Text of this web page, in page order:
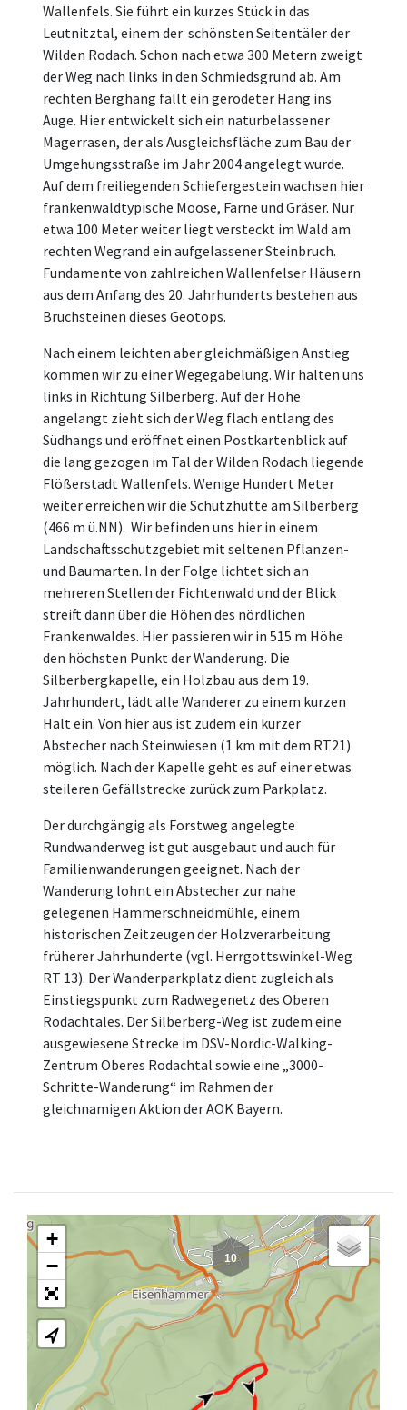
Wallenfels. Sie führt ein kurzes Stück in das
Leutnitztal, einem der schönsten Seitentäler der
Wilden Rodach. Schon nach etwa 300 Metern zweigt
der Weg nach links in den Schmiedsgrund ab. Am
rechten Berghang fällt ein gerodeter Hang ins
Auge. Hier entwickelt sich ein naturbelassener
Magerrasen, der als Ausgleichsfläche zum Bau der
Umgehungsstraße im Jahr 2004 angelegt wurde.
Auf dem freiliegenden Schiefergestein wachsen hier
frankenwaldtypische Moose, Farne und Gräser. Nur
etwa 100 Meter weiter liegt versteckt im Wald am
rechten Wegrand ein aufgelassener Steinbruch.
Fundamente von zahlreichen Wallenfelser Häusern
aus dem Anfang des 20. Jahrhunderts bestehen aus
Bruchsteinen dieses Geotops.
Nach einem leichten aber gleichmäßigen Anstieg
kommen wir zu einer Wegegabelung. Wir halten uns
links in Richtung Silberberg. Auf der Höhe
angelangt zieht sich der Weg flach entlang des
Südhangs und eröffnet einen Postkartenblick auf
die lang gezogen im Tal der Wilden Rodach liegende
Flößerstadt Wallenfels. Wenige Hundert Meter
weiter erreichen wir die Schutzhütte am Silberberg
(466 m ü.NN). Wir befinden uns hier in einem
Landschaftsschutzgebiet mit seltenen Pflanzen-
und Baumarten. In der Folge lichtet sich an
mehreren Stellen der Fichtenwald und der Blick
streift dann über die Höhen des nördlichen
Frankenwaldes. Hier passieren wir in 515 m Höhe
den höchsten Punkt der Wanderung. Die
Silberbergkapelle, ein Holzbau aus dem 19.
Jahrhundert, lädt alle Wanderer zu einem kurzen
Halt ein. Von hier aus ist zudem ein kurzer
Abstecher nach Steinwiesen (1 km mit dem RT21)
möglich. Nach der Kapelle geht es auf einer etwas
steileren Gefällstrecke zurück zum Parkplatz.
Der durchgängig als Forstweg angelegte
Rundwanderweg ist gut ausgebaut und auch für
Familienwanderungen geeignet. Nach der
Wanderung lohnt ein Abstecher zur nahe
gelegenen Hammerschneidmühle, einem
historischen Zeitzeugen der Holzverarbeitung
früherer Jahrhunderte (vgl. Herrgottswinkel-Weg
RT 13). Der Wanderparkplatz dient zugleich als
Einstiegspunkt zum Radwegenetz des Oberen
Rodachtales. Der Silberberg-Weg ist zudem eine
ausgewiesene Strecke im DSV-Nordic-Walking-
Zentrum Oberes Rodachtal sowie eine „3000-
Schritte-Wanderung“ im Rahmen der
gleichnamigen Aktion der AOK Bayern.
10
7
+
−